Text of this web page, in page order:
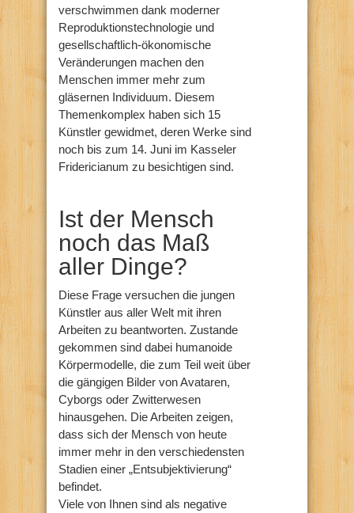
verschwimmen dank moderner
Reproduktionstechnologie und
gesellschaftlich-ökonomische
Veränderungen machen den
Menschen immer mehr zum
gläsernen Individuum. Diesem
Themenkomplex haben sich 15
Künstler gewidmet, deren Werke sind
noch bis zum 14. Juni im Kasseler
Fridericianum zu besichtigen sind.
Ist der Mensch
noch das Maß
aller Dinge?
Diese Frage versuchen die jungen
Künstler aus aller Welt mit ihren
Arbeiten zu beantworten. Zustande
gekommen sind dabei humanoide
Körpermodelle, die zum Teil weit über
die gängigen Bilder von Avataren,
Cyborgs oder Zwitterwesen
hinausgehen. Die Arbeiten zeigen,
dass sich der Mensch von heute
immer mehr in den verschiedensten
Stadien einer „Entsubjektivierung“
befindet.
Viele von Ihnen sind als negative